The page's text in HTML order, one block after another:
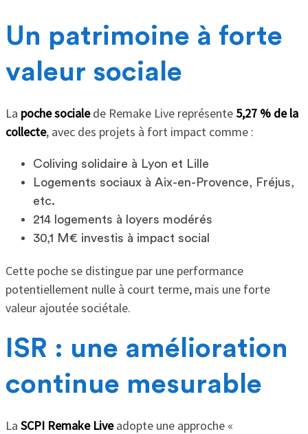
Un patrimoine à forte
valeur sociale
La poche socialede Remake Live représente 5,27 % de la
collecte, avec des projets à fort impact comme :
Coliving solidaire à Lyon et Lille
Logements sociaux à Aix-en-Provence, Fréjus,
etc.
214 logements à loyers modérés
30,1 M€ investis à impact social
Cette poche se distingue par une performance
potentiellement nulle à court terme, mais une forte
valeur ajoutée sociétale.
ISR : une amélioration
continue mesurable
La SCPI Remake Liveadopte une approche «